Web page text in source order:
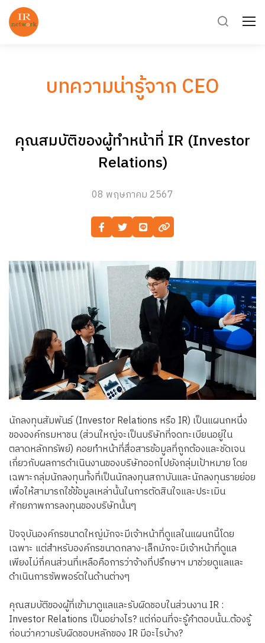
บทความน่ารู้จาก CEO
คุณสมบัติของผู้ทำหน้าที่ IR (Investor
Relations)
08 พฤษภาคม 2567
นักลงทุนสัมพันธ์ (Investor Relations หรือ IR) เป็นแผนกหนึ่ง
ขององค์กรมหาชน (ส่วนใหญ่จะเป็นบริษัทที่จดทะเบียนอยู่ใน
ตลาดหลักทรัพย์) คอยทำหน้าที่สื่อสารข้อมูลที่ถูกต้องและชัดเจน
เกี่ยวกับผลการดำเนินงานของบริษัทออกไปยังกลุ่มเป้าหมาย โดย
เฉพาะกลุ่มนักลงทุนทั้งที่เป็นนักลงทุนสถาบันและนักลงทุนรายย่อย
เพื่อให้สามารถใช้ข้อมูลเหล่านั้นในการตัดสินใจและประเมิน
ศักยภาพการลงทุนของบริษัทนั้นๆ
ปัจจุบันองค์กรขนาดใหญ่มักจะมีเจ้าหน้าที่ดูแลในแผนกนี้โดย
เฉพาะ แต่สำหรับองค์กรขนาดกลาง-เล็กมักจะมีเจ้าหน้าที่ดูแล
เพียงไม่กี่คนส่วนที่เหลือคือการว่าจ้างที่ปรึกษาฯ มาช่วยดูแลและ
ดำเนินการซัพพอร์ตในด้านต่างๆ
คุณสมบัติของผู้ที่เข้ามาดูแลและรับผิดชอบในส่วนงาน IR :
Investor Relations เป็นอย่างไร? แต่ก่อนที่จะรู้คำตอบนั้น..ต้องรู้
ก่อนว่าความรับผิดชอบหลักของ IR มีอะไรบ้าง?